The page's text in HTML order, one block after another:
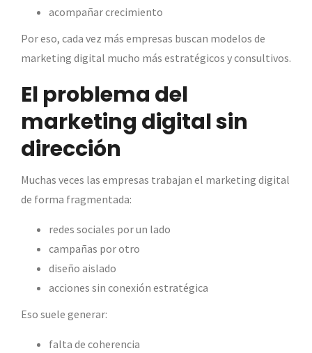
acompañar crecimiento
Por eso, cada vez más empresas buscan modelos de
marketing digital mucho más estratégicos y consultivos.
El problema del
marketing digital sin
dirección
Muchas veces las empresas trabajan el marketing digital
de forma fragmentada:
redes sociales por un lado
campañas por otro
diseño aislado
acciones sin conexión estratégica
Eso suele generar:
falta de coherencia